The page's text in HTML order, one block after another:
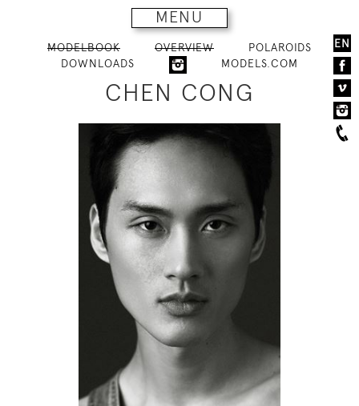
MENU
EN
MODELBOOK OVERVIEW
POLAROIDS
DOWNLOADS
MODELS.COM
CHEN CONG